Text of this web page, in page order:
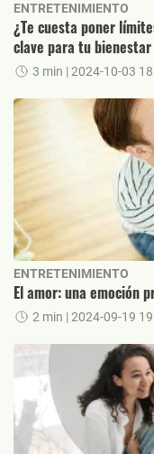
ENTRETENIMIENTO
¿Te cuesta poner
clave para tu bienestar
3 min | 2024-10-03
ENTRETENIMIENTO
El amor: una emoción
2 min | 2024-09-19